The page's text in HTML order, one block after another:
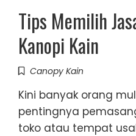
Tips Memilih
Kanopi Kain
Canopy Kain
Kini banyak orang
pentingnya
toko atau tempat